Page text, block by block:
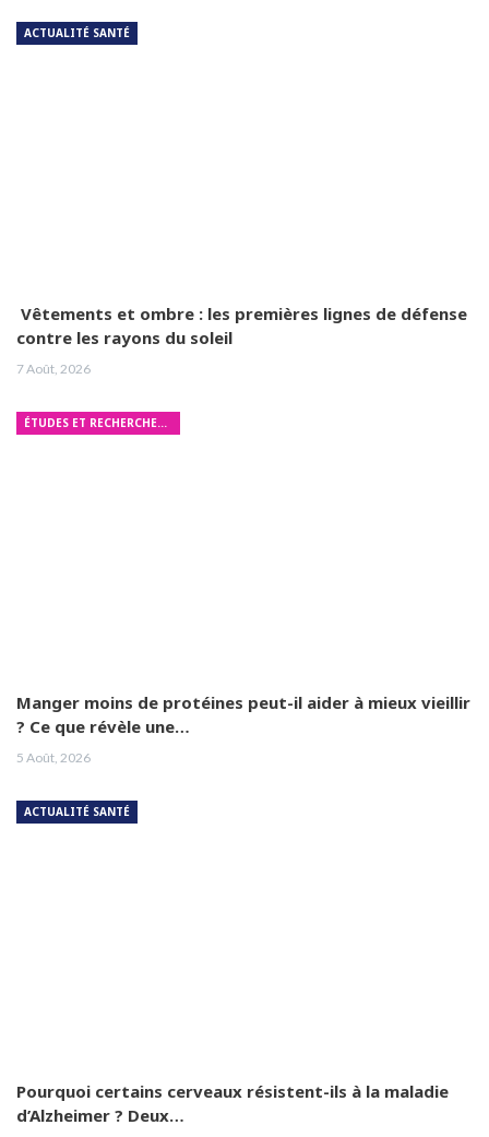
ACTUALITÉ SANTÉ
Vêtements et ombre : les premières lignes de défense
contre les rayons du soleil
7 Août, 2026
ÉTUDES ET RECHERCHES MÉDICALES
Manger moins de protéines peut-il aider à mieux vieillir
? Ce que révèle une…
5 Août, 2026
ACTUALITÉ SANTÉ
Pourquoi certains cerveaux résistent-ils à la maladie
d’Alzheimer ? Deux…